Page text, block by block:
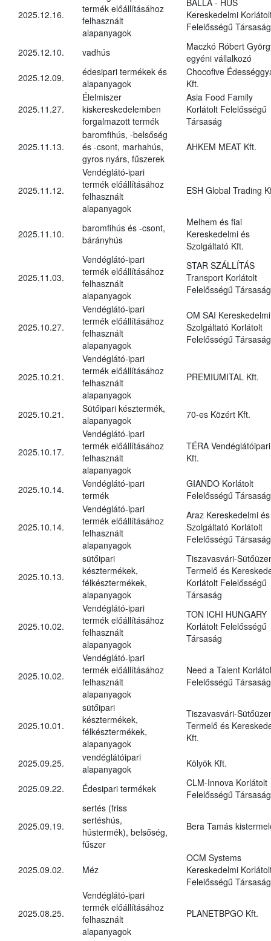
2025.12.16.
termék előállításához
felhasznált
alapanyagok
Kereskedelmi
Felelősségű Társaság
2025.12.10. vadhús
Maczkó Róbert
egyéni vállalkozó
2025.12.09.
édesipari termékek és
alapanyagok
Chocofive
Kft.
2025.11.27.
Élelmiszer
kiskereskedelemben
forgalmazott termék
Asia Food Family
Korlátolt Felelősségű
Társaság
2025.11.13.
baromfihús, -belsőség
és -csont, marhahús,
gyros nyárs, fűszerek
AHKEM MEAT Kft.
2025.11.12.
Vendéglátó-ipari
termék előállításához
felhasznált
alapanyagok
ESH Global Trading
2025.11.10.
baromfihús és -csont,
bárányhús
Melhem és fiai
Kereskedelmi és
Szolgáltató Kft.
2025.11.03.
Vendéglátó-ipari
termék előállításához
felhasznált
alapanyagok
STAR SZÁLLÍTÁS
Transport Korlátolt
Felelősségű Társaság
2025.10.27.
Vendéglátó-ipari
termék előállításához
felhasznált
alapanyagok
OM SAI
Szolgáltató Korlátolt
Felelősségű Társaság
2025.10.21.
Vendéglátó-ipari
termék előállításához
felhasznált
alapanyagok
PREMIUMITAL Kft.
2025.10.21.
Sütőipari késztermék,
alapanyagok
70-es Közért Kft.
2025.10.17.
Vendéglátó-ipari
termék előállításához
felhasznált
alapanyagok
TÉRA Vendéglátóipari
Kft.
2025.10.14.
Vendéglátó-ipari
termék
GIANDO Korlátolt
Felelősségű Társaság
2025.10.14.
Vendéglátó-ipari
termék előállításához
felhasznált
alapanyagok
Araz Kereskedelmi és
Szolgáltató Korlátolt
Felelősségű Társaság
2025.10.13.
sütőipari
késztermékek,
félkésztermékek,
alapanyagok
Tiszavasvári-
Termelő és
Korlátolt Felelősségű
Társaság
2025.10.02.
Vendéglátó-ipari
termék előállításához
felhasznált
alapanyagok
TON ICHI HUNGARY
Korlátolt Felelősségű
Társaság
2025.10.02.
Vendéglátó-ipari
termék előállításához
felhasznált
alapanyagok
Need a Talent
Felelősségű Társaság
2025.10.01.
sütőipari
késztermékek,
félkésztermékek,
alapanyagok
Tiszavasvári-
Termelő és
Kft.
2025.09.25.
vendéglátóipari
alapanyagok
Kölyök Kft.
2025.09.22. Édesipari termékek
CLM-Innova Korlátolt
Felelősségű Társaság
2025.09.19.
sertés (friss
sertéshús,
hústermék), belsőség,
fűszer
Bera Tamás
2025.09.02. Méz
OCM Systems
Kereskedelmi
Felelősségű Társaság
2025.08.25.
Vendéglátó-ipari
termék előállításához
felhasznált
alapanyagok
PLANETBPGO Kft.